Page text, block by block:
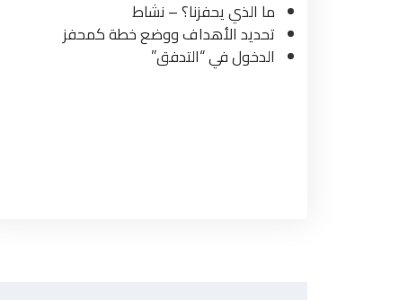
ما الذي يحفزنا؟ – نشاط
تحديد الأهداف ووضع خطة كمحفز
الدخول في “التدفق”